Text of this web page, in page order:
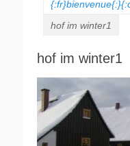
hof im winter1
hof im winter1